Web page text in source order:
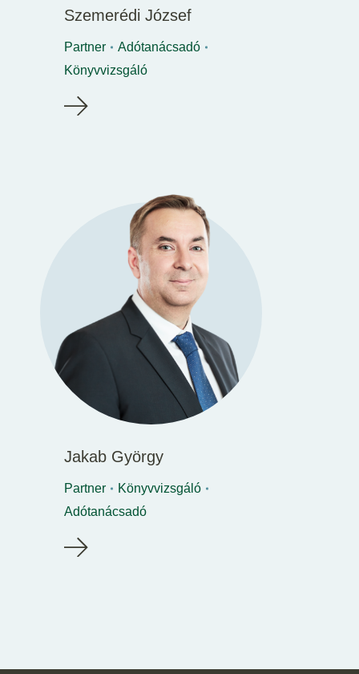
Szemerédi József
Partner
Adótanácsadó
Könyvvizsgáló
Jakab György
Partner
Könyvvizsgáló
Adótanácsadó